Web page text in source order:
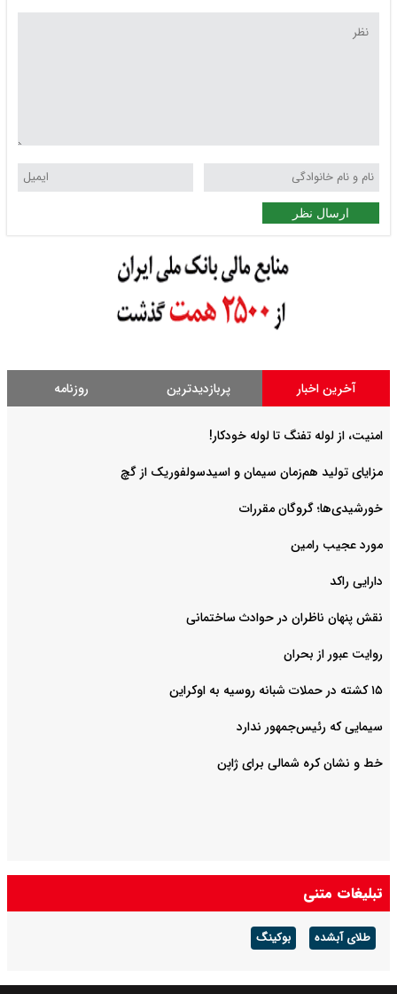
ارسال نظر
آخرین اخبار پربازدیدترین روزنامه
امنیت، از لوله تفنگ تا ‌لوله خودکار!
مزایای تولید هم‌زمان سیمان و اسیدسولفوریک از گچ
خورشیدی‌ها؛ گروگان مقررات
مورد عجیب رامین
دارایی راکد
نقش پنهان ناظران در حوادث ساختمانی
روایت عبور از بحران
۱۵ کشته در حملات شبانه روسیه به اوکراین
سیمایی که رئیس‌جمهور ندارد
خط و نشان کره شمالی برای ژاپن
تبلیغات متنی
طلای آبشده بوکینگ